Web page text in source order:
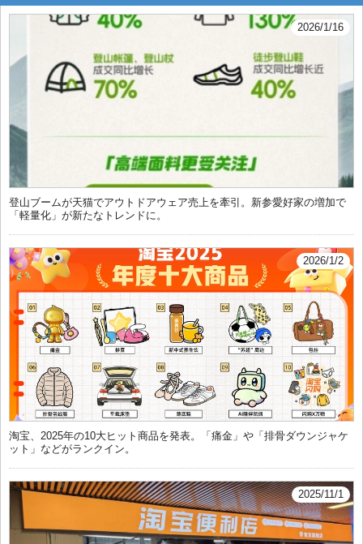
2026/1/16
登山ブームが天猫でアウトドアウェア売上を牽引。新参愛好家の増加で
「軽量化」が新たなトレンドに。
2026/1/2
淘宝、2025年の10大ヒット商品を発表。「痛金」や「排骨ダウンジャケ
ット」などがランクイン。
2025/11/1